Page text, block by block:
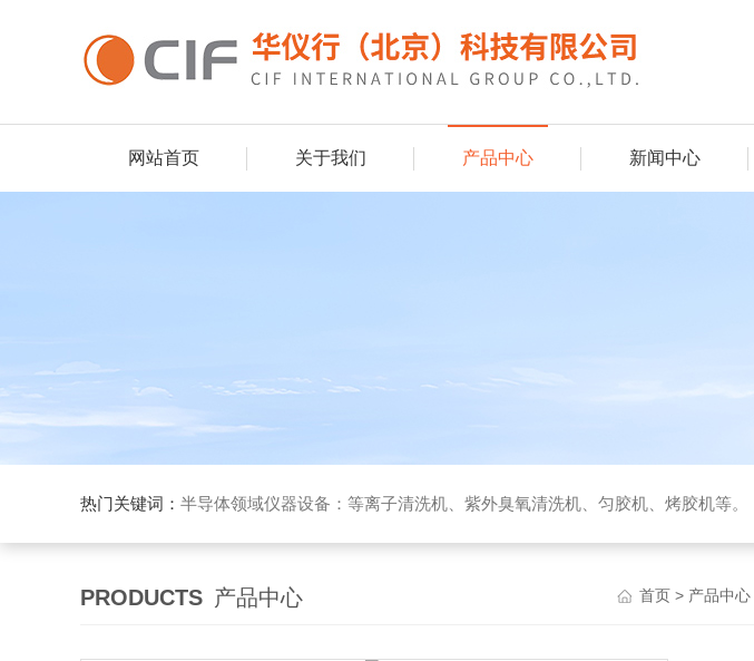
网站首页 关于我们 产品中心 新闻中心
热门关键词： 半导体领域仪器设备：等离子清洗机、紫外臭氧清洗机、匀胶机、烤胶机等。
PRODUCTS 产品中心 首页 > 产品中心